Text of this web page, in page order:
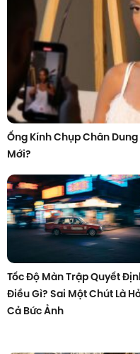
Ống Kính Chụp Chân
Mới?
Tốc Độ Màn Trập Quyết
Điều Gì? Sai Một Chút Là
Cả Bức Ảnh